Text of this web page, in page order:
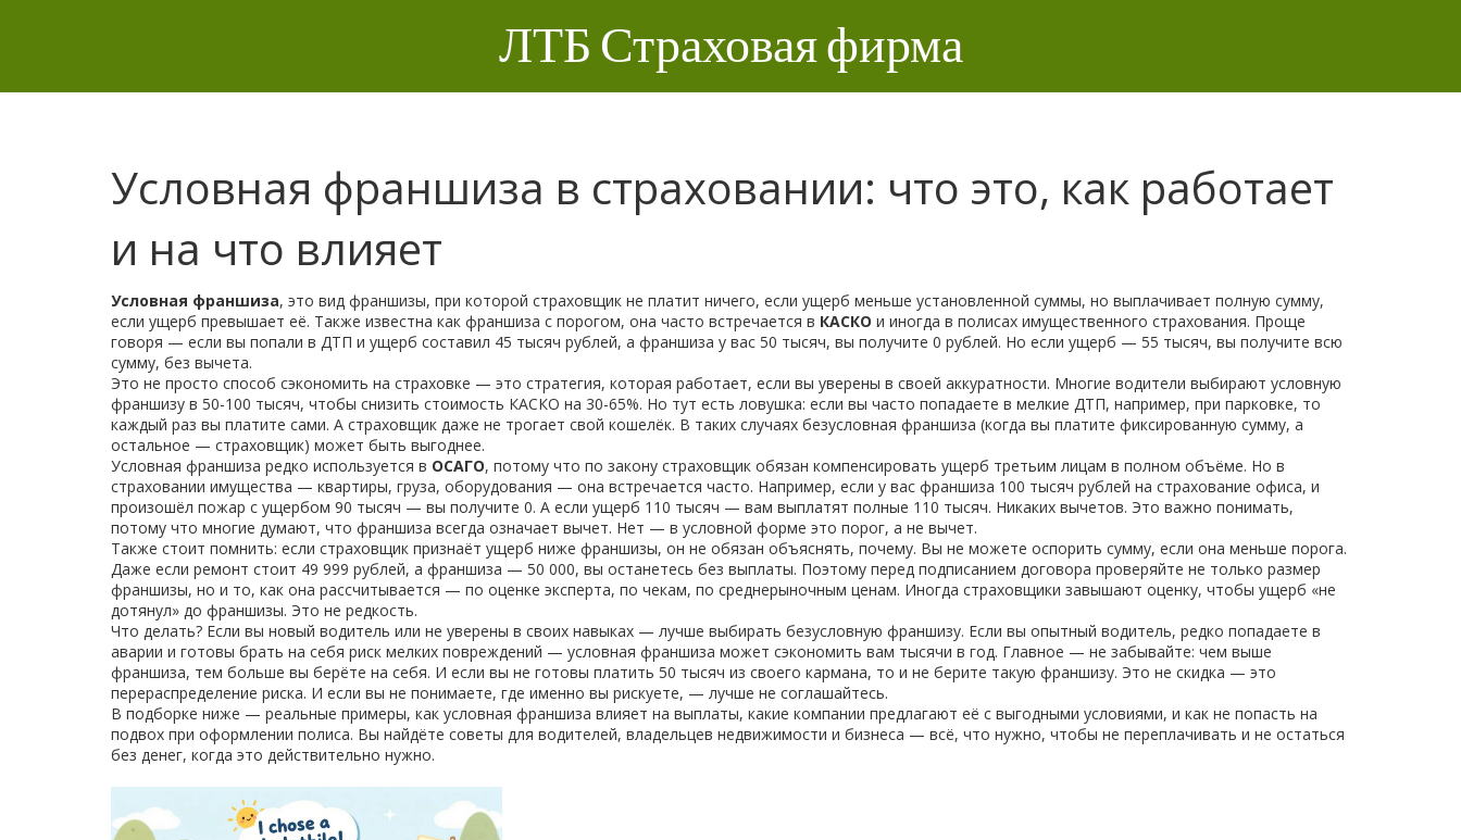
ЛТБ Страховая фирма
Условная франшиза в страховании: что это, как работает
и на что влияет
Условная франшиза, это вид франшизы, при которой страховщик не платит ничего, если ущерб меньше установленной суммы, но выплачивает полную сумму,
если ущерб превышает её. Также известна как франшиза с порогом, она часто встречается в КАСКО и иногда в полисах имущественного страхования. Проще
говоря — если вы попали в ДТП и ущерб составил 45 тысяч рублей, а франшиза у вас 50 тысяч, вы получите 0 рублей. Но если ущерб — 55 тысяч, вы получите всю
сумму, без вычета.
Это не просто способ сэкономить на страховке — это стратегия, которая работает, если вы уверены в своей аккуратности. Многие водители выбирают условную
франшизу в 50-100 тысяч, чтобы снизить стоимость КАСКО на 30-65%. Но тут есть ловушка: если вы часто попадаете в мелкие ДТП, например, при парковке, то
каждый раз вы платите сами. А страховщик даже не трогает свой кошелёк. В таких случаях безусловная франшиза (когда вы платите фиксированную сумму, а
остальное — страховщик) может быть выгоднее.
Условная франшиза редко используется в ОСАГО, потому что по закону страховщик обязан компенсировать ущерб третьим лицам в полном объёме. Но в
страховании имущества — квартиры, груза, оборудования — она встречается часто. Например, если у вас франшиза 100 тысяч рублей на страхование офиса, и
произошёл пожар с ущербом 90 тысяч — вы получите 0. А если ущерб 110 тысяч — вам выплатят полные 110 тысяч. Никаких вычетов. Это важно понимать,
потому что многие думают, что франшиза всегда означает вычет. Нет — в условной форме это порог, а не вычет.
Также стоит помнить: если страховщик признаёт ущерб ниже франшизы, он не обязан объяснять, почему. Вы не можете оспорить сумму, если она меньше порога.
Даже если ремонт стоит 49 999 рублей, а франшиза — 50 000, вы останетесь без выплаты. Поэтому перед подписанием договора проверяйте не только размер
франшизы, но и то, как она рассчитывается — по оценке эксперта, по чекам, по среднерыночным ценам. Иногда страховщики завышают оценку, чтобы ущерб «не
дотянул» до франшизы. Это не редкость.
Что делать? Если вы новый водитель или не уверены в своих навыках — лучше выбирать безусловную франшизу. Если вы опытный водитель, редко попадаете в
аварии и готовы брать на себя риск мелких повреждений — условная франшиза может сэкономить вам тысячи в год. Главное — не забывайте: чем выше
франшиза, тем больше вы берёте на себя. И если вы не готовы платить 50 тысяч из своего кармана, то и не берите такую франшизу. Это не скидка — это
перераспределение риска. И если вы не понимаете, где именно вы рискуете, — лучше не соглашайтесь.
В подборке ниже — реальные примеры, как условная франшиза влияет на выплаты, какие компании предлагают её с выгодными условиями, и как не попасть на
подвох при оформлении полиса. Вы найдёте советы для водителей, владельцев недвижимости и бизнеса — всё, что нужно, чтобы не переплачивать и не остаться
без денег, когда это действительно нужно.